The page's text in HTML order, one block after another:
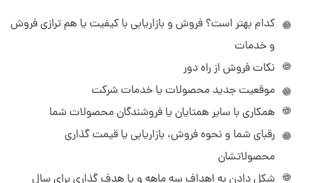
کدام بهتر است؟ فروش و بازاریابی با کیفیت یا هم ترازی فروش
و خدمات
نکات فروش از راه دور
موقعیت جدید محصولات یا خدمات شرکت
همکاری با سایر همتایان یا فروشندگان محصولات شما
رقبای شما و نحوه فروش، بازاریابی یا قیمت گذاری
محصولاتشان
شکل دادن به اهداف سه ماهه و یا هدف گذاری برای سال